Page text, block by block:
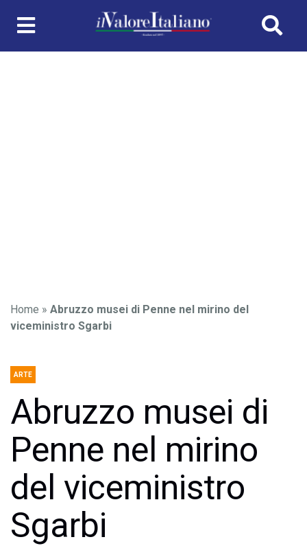
Home » Abruzzo musei di Penne nel mirino del
viceministro Sgarbi
ARTE
Abruzzo musei di
Penne nel mirino
del viceministro
Sgarbi